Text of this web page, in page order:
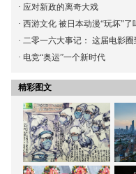
· 应对新政的离奇大戏
· 西游文化 被日本动漫“玩坏”了
· 二零一六大事记： 这届电影圈
· 电竞“奥运”一个新时代
精彩图文